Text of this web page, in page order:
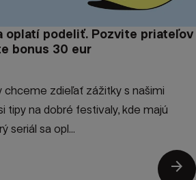
oplatí podeliť. Pozvite priateľov
bonus 30 eur
chceme zdieľať zážitky s našimi
tipy na dobré festivaly, kde majú
seriál sa opl...
arrow_forward